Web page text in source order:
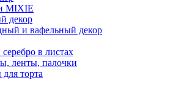
MIXIE
декор
и вафельный декор
в листах
ленты, палочки
торта